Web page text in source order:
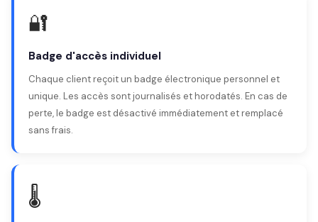
🔐
Badge d'accès individuel
Chaque client reçoit un badge électronique personnel et
unique. Les accès sont journalisés et horodatés. En cas de
perte, le badge est désactivé immédiatement et remplacé
sans frais.
🌡️